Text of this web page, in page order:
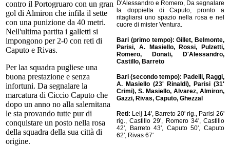
contro il Portogruaro con un gran
gol di Almiron che infila il sette
con una punizione da 40 metri.
Nell'ultima partita i galletti si
impongono per 2-0 con reti di
Caputo e Rivas.
Per laa squadra pugliese una
buona prestazione e senza
infortuni. Da segnalare la
marcatura di Ciccio Caputo che
dopo un anno no alla salernitana
le sta provando tutte pur di
conquistare un posto nella rosa
della squadra della sua città di
origine.
D'Alessandro e Romero, Da segnalare
la doppietta di Caputo, pronto a
ritagliarsi uno spazio nella rosa e nel
cuore di mister Ventura.
Bari (primo tempo): Gillet, Belmonte,
Parisi, A. Masiello, Rossi, Pulzetti,
Romero, Donati, D'Alessandro,
Castillo, Barreto
Bari (secondo tempo): Padelli, Raggi,
A. Masiello (23' Rinaldi), Parisi (31'
Crimi), S. Masiello, Alvarez, Almiron,
Gazzi, Rivas, Caputo, Ghezzal
Reti: Lelj 14', Barreto 20' rig., Parisi 26'
rig., Castillo 29', Romero 34', Castillo
42', Barreto 43', Caputo 50', Caputo
62', Rivas 67'